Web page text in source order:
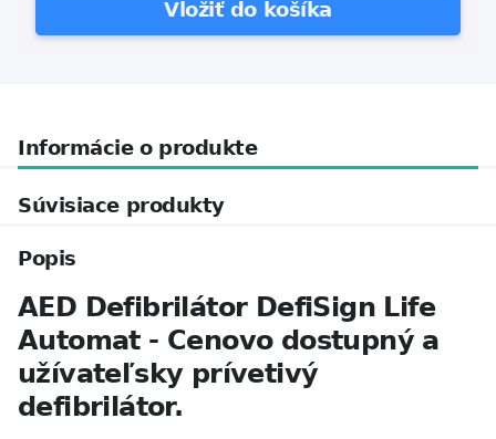
Informácie o produkte
Súvisiace produkty
Popis
AED Defibrilátor DefiSign Life
Automat - Cenovo dostupný a
užívateľsky prívetivý
defibrilátor.